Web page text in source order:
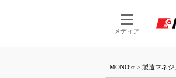
メディア
MONOist > 製造マネジ